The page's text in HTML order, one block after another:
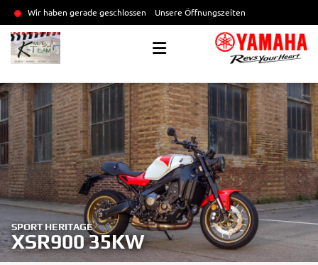
Wir haben gerade geschlossen Unsere Öffnungszeiten
SPORT HERITAGE
XSR900 35KW